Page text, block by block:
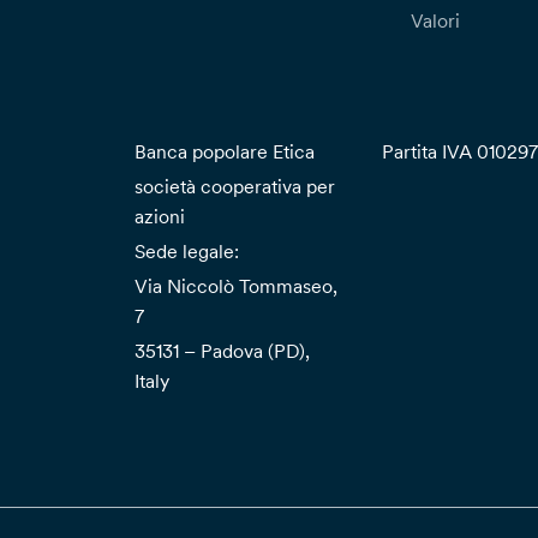
Valori
Banca popolare Etica
società cooperativa per
azioni
Sede legale:
Via Niccolò Tommaseo,
7
35131 – Padova (PD),
Italy
Partita IVA